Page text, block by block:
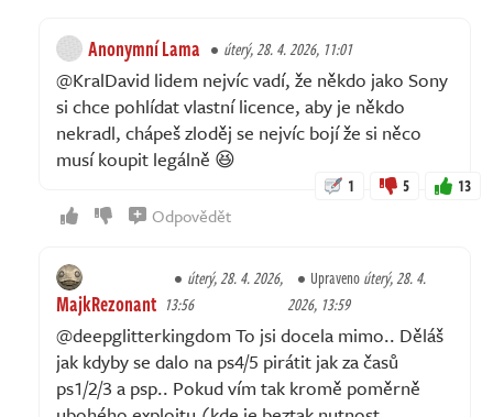
Anonymní Lama úterý, 28. 4. 2026, 11:01
@KralDavid lidem nejvíc vadí, že někdo jako Sony
si chce pohlídat vlastní licence, aby je někdo
nekradl, chápeš zloděj se nejvíc bojí že si něco
musí koupit legálně 😆
1 5 13
Odpovědět
MajkRezonant
úterý, 28. 4. 2026,
13:56
Upravenoúterý, 28. 4.
2026, 13:59
@deepglitterkingdom To jsi docela mimo.. Děláš
jak kdyby se dalo na ps4/5 pirátit jak za časů
ps1/2/3 a psp.. Pokud vím tak kromě poměrně